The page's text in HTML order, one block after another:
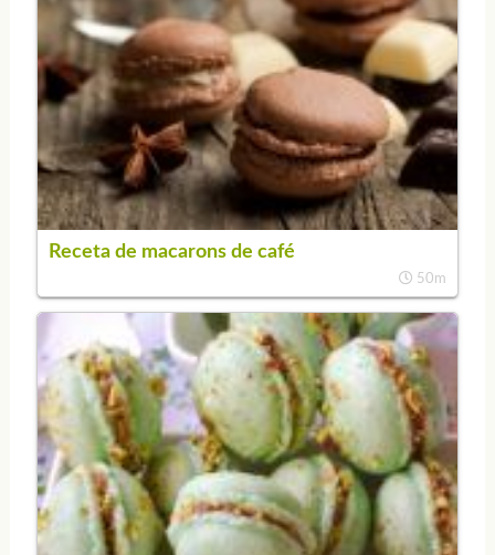
Receta de macarons de café
50m